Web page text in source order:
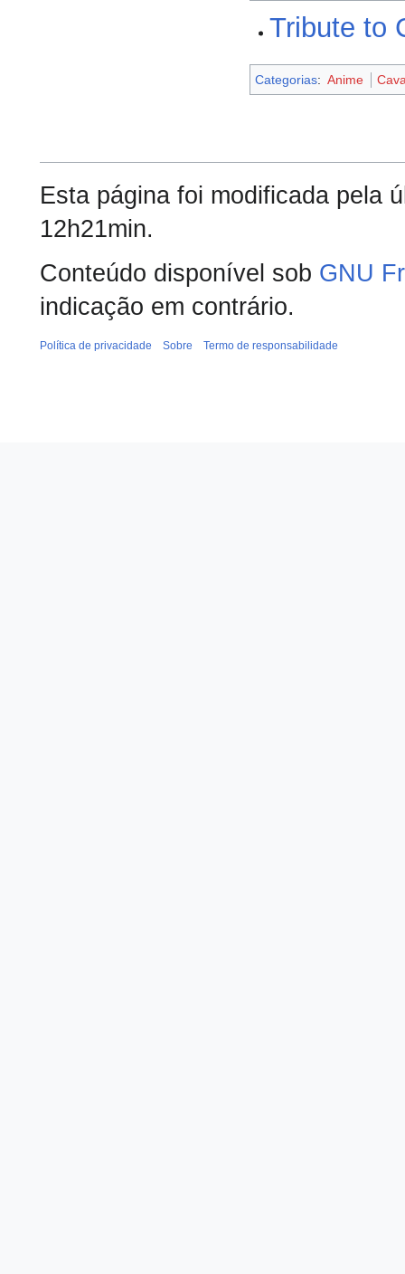
Tribute to
Categorias: Anime
Esta página foi modificada pela
12h21min.
Conteúdo disponível sob GNU
indicação em contrário.
Política de privacidade Sobre Termo de responsabilidade